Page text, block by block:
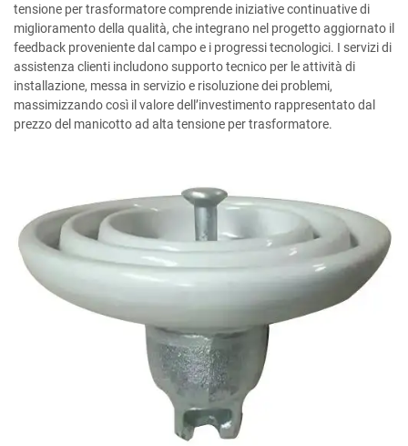
tensione per trasformatore comprende iniziative continuative di
miglioramento della qualità, che integrano nel progetto aggiornato il
feedback proveniente dal campo e i progressi tecnologici. I servizi di
assistenza clienti includono supporto tecnico per le attività di
installazione, messa in servizio e risoluzione dei problemi,
massimizzando così il valore dell’investimento rappresentato dal
prezzo del manicotto ad alta tensione per trasformatore.